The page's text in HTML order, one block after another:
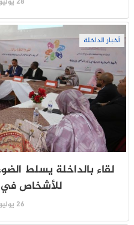
أخبار الداخلة
لقاء بالداخلة يسلط
للأشخاص
26 يوليو 2026